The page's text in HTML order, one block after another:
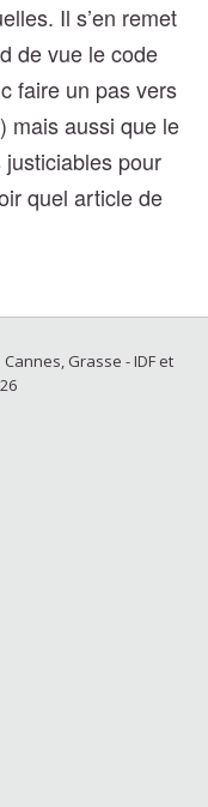
Il s’en remet
de vue le code
faire un pas vers
mais aussi que le
pour
quel article de
Grasse - IDF et